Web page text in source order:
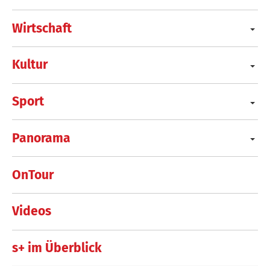
Wirtschaft
Kultur
Sport
Panorama
OnTour
Videos
s+ im Überblick